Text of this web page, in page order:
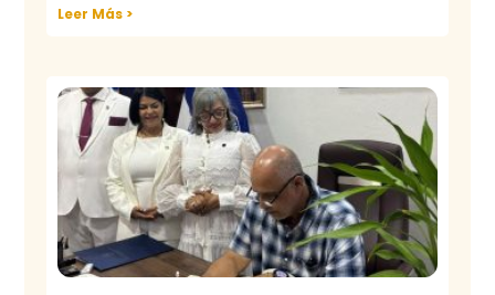
Leer Más >